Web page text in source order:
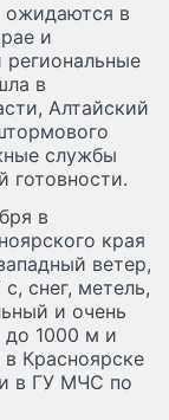
ожидаются в
и
в
Алтайский
службы
готовности.
в
края
ветер,
снег, метель,
и очень
до 1000 м и
Красноярске
в ГУ МЧС по